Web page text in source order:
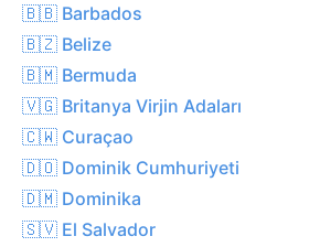
🇧🇧 Barbados
🇧🇿 Belize
🇧🇲 Bermuda
🇻🇬 Britanya Virjin Adaları
🇨🇼 Curaçao
🇩🇴 Dominik Cumhuriyeti
🇩🇲 Dominika
🇸🇻 El Salvador